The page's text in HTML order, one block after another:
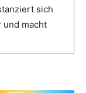
sich
und macht